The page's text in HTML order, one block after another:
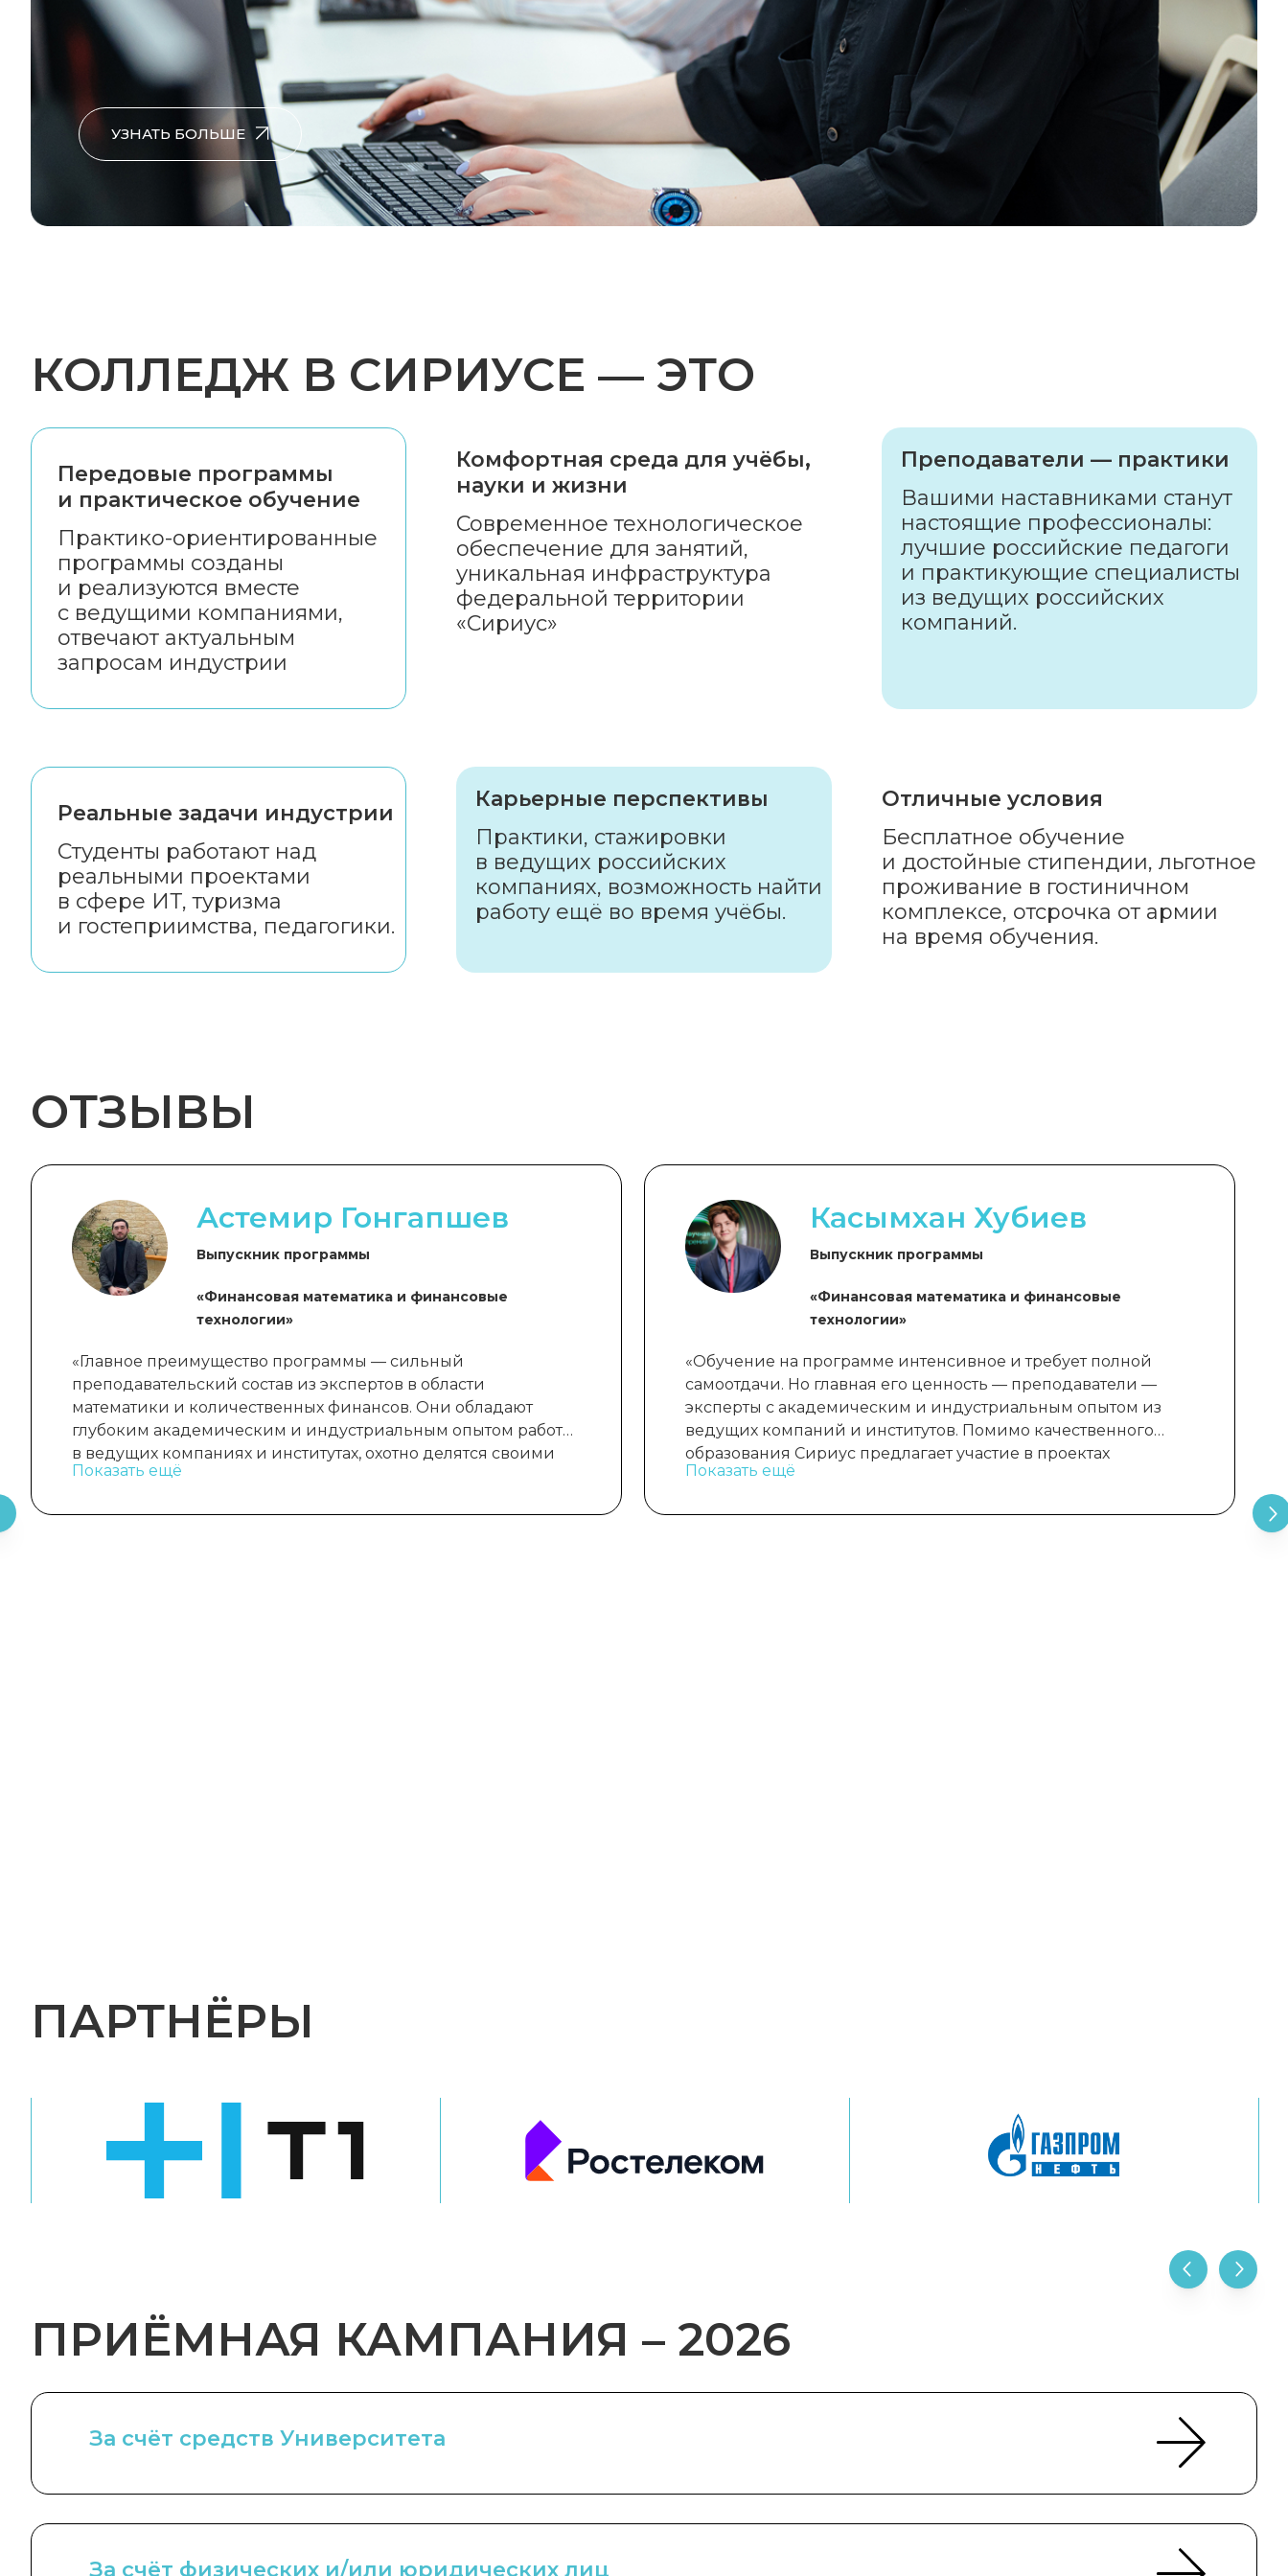
УЗНАТЬ БОЛЬШЕ
КОЛЛЕДЖ В СИРИУСЕ — ЭТО
Передовые программы
и практическое обучение
Практико-ориентированные
программы созданы
и реализуются вместе
с ведущими компаниями,
отвечают актуальным
запросам индустрии
Комфортная среда для учёбы,
науки и жизни
Современное технологическое
обеспечение для занятий,
уникальная инфраструктура
федеральной территории
«Сириус»
Преподаватели — практики
Вашими наставниками станут
настоящие профессионалы:
лучшие российские педагоги
и практикующие специалисты
из ведущих российских
компаний.
Реальные задачи индустрии
Студенты работают над
реальными проектами
в сфере ИТ, туризма
и гостеприимства, педагогики.
Карьерные перспективы
Практики, стажировки
в ведущих российских
компаниях, возможность найти
работу ещё во время учёбы.
Отличные условия
Бесплатное обучение
и достойные стипендии, льготное
проживание в гостиничном
комплексе, отсрочка от армии
на время обучения.
ОТЗЫВЫ
Астемир Гонгапшев
Выпускник программы
«Финансовая математика и финансовые
технологии»
«Главное преимущество программы — сильный
преподавательский состав из экспертов в области
математики и количественных финансов. Они обладают
глубоким академическим и индустриальным опытом работы
в ведущих компаниях и институтах, охотно делятся своими
знаниями и практическим навыками. Обучение здесь
Показать ещё
Касымхан Хубиев
Выпускник программы
«Финансовая математика и финансовые
технологии»
«Обучение на программе интенсивное и требует полной
самоотдачи. Но главная его ценность — преподаватели —
эксперты с академическим и индустриальным опытом из
ведущих компаний и институтов. Помимо качественного
образования Сириус предлагает участие в проектах
партнёров, знакомство с профессионалами и даже
Показать ещё
ПАРТНЁРЫ
ПРИЁМНАЯ КАМПАНИЯ – 2026
За счёт средств Университета
За счёт физических и/или юридических лиц